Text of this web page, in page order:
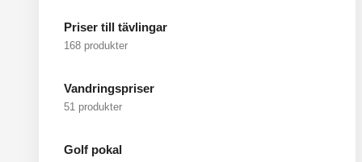
Priser till tävlingar
168 produkter
Vandringspriser
51 produkter
Golf pokal